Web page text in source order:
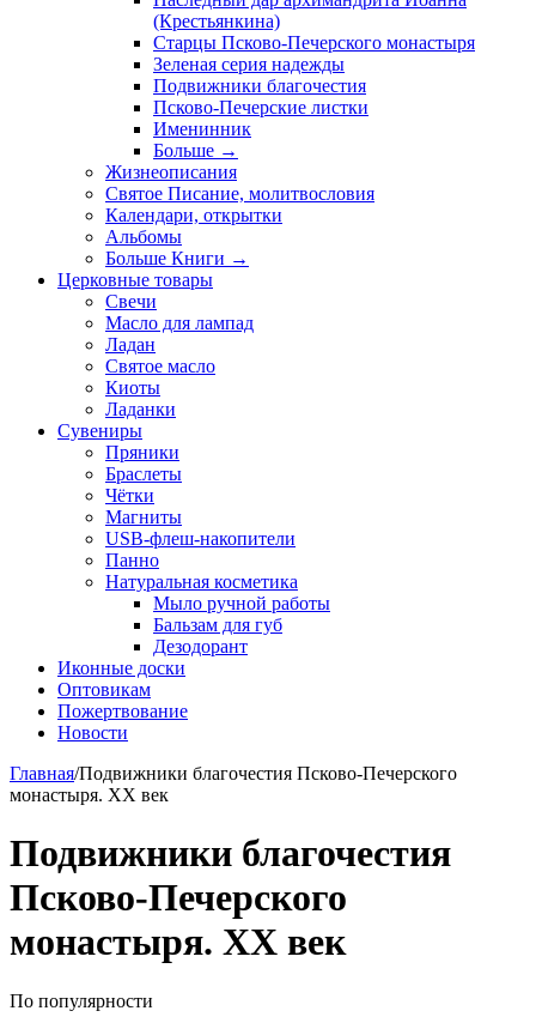
(Крестьянкина)
Старцы Псково-Печерского монастыря
Зеленая серия надежды
Подвижники благочестия
Псково-Печерские листки
Именинник
Больше →
Жизнеописания
Святое Писание, молитвословия
Календари, открытки
Альбомы
Больше Книги →
Церковные товары
Свечи
Масло для лампад
Ладан
Святое масло
Киоты
Ладанки
Сувениры
Пряники
Браслеты
Чётки
Магниты
USB-флеш-накопители
Панно
Натуральная косметика
Мыло ручной работы
Бальзам для губ
Дезодорант
Иконные доски
Оптовикам
Пожертвование
Новости
Главная/Подвижники благочестия Псково-Печерского
монастыря. XX век
Подвижники благочестия
Псково-Печерского
монастыря. XX век
По популярности